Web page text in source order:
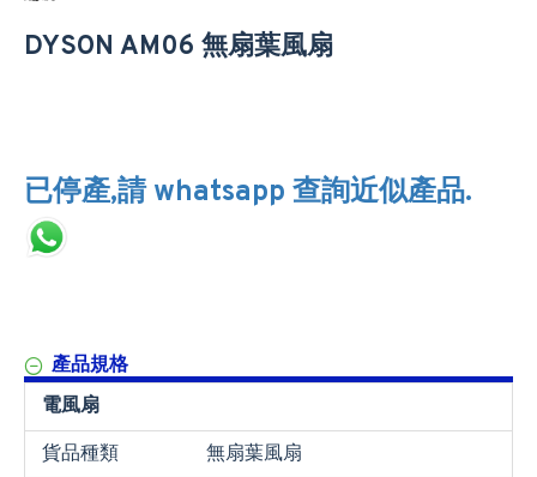
DYSON AM06 無扇葉風扇
已停產,請 whatsapp 查詢近似產品.
產品規格
電風扇
貨品種類
無扇葉風扇